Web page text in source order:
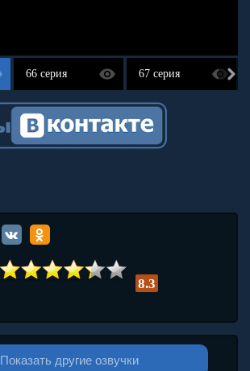
66 серия 67 серия
8.3
Показать другие озвучки